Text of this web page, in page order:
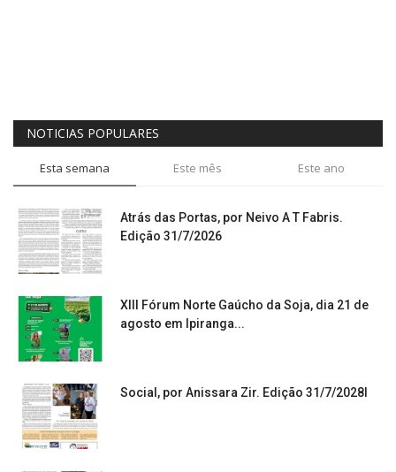
NOTICIAS POPULARES
Esta semana Este mês Este ano
Atrás das Portas, por Neivo A T Fabris.
Edição 31/7/2026
XIII Fórum Norte Gaúcho da Soja, dia 21 de
agosto em Ipiranga...
Social, por Anissara Zir. Edição 31/7/2028l